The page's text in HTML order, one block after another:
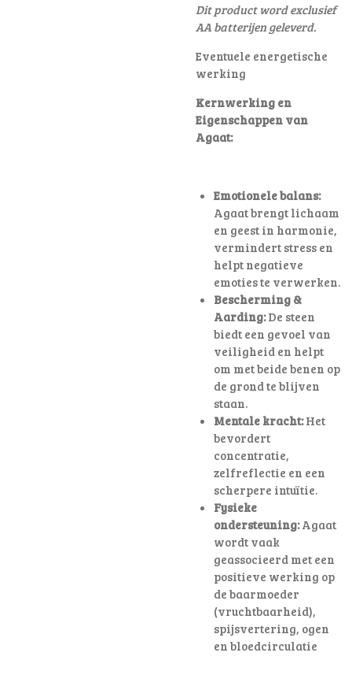
Dit product word exclusief
AA batterijen geleverd.
Eventuele energetische
werking
Kernwerking en
Eigenschappen van
Agaat:
Emotionele balans:
Agaat brengt lichaam
en geest in harmonie,
vermindert stress en
helpt negatieve
emoties te verwerken.
Bescherming &
Aarding:De steen
biedt een gevoel van
veiligheid en helpt
om met beide benen op
de grond te blijven
staan.
Mentale kracht:Het
bevordert
concentratie,
zelfreflectie en een
scherpere intuïtie.
Fysieke
ondersteuning:Agaat
wordt vaak
geassocieerd met een
positieve werking op
de baarmoeder
(vruchtbaarheid),
spijsvertering, ogen
en bloedcirculatie